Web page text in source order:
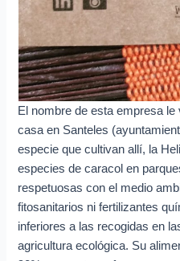
El nombre de esta empresa
casa en Santeles
especie que cultivan allí, la
especies de caracol en
respetuosas con el medio
fitosanitarios ni fertilizantes
inferiores a las recogidas en
agricultura ecológica. Su